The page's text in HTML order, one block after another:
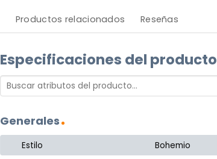
Productos relacionados Reseñas
Especificaciones del producto
Generales
Estilo
Bohemio